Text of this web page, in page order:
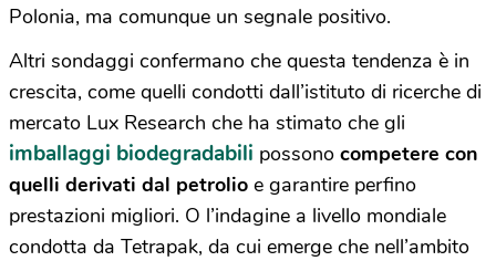
Polonia, ma comunque un segnale positivo.
Altri sondaggi confermano che questa tendenza è in
crescita, come quelli condotti dall’istituto di ricerche di
mercato Lux Research che ha stimato che gli
imballaggi biodegradabili possono competere con
quelli derivati dal petrolio e garantire perfino
prestazioni migliori. O l’indagine a livello mondiale
condotta da Tetrapak, da cui emerge che nell’ambito